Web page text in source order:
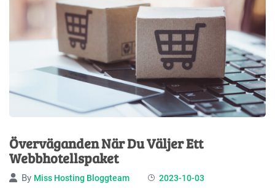
Överväganden När Du Väljer Ett
Webbhotellspaket
By Miss Hosting Bloggteam 2023-10-03